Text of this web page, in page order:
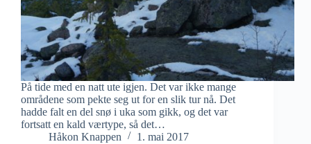
På tide med en natt ute igjen. Det var ikke mange
områdene som pekte seg ut for en slik tur nå. Det
hadde falt en del snø i uka som gikk, og det var
fortsatt en kald værtype, så det…
Håkon Knappen
1. mai 2017